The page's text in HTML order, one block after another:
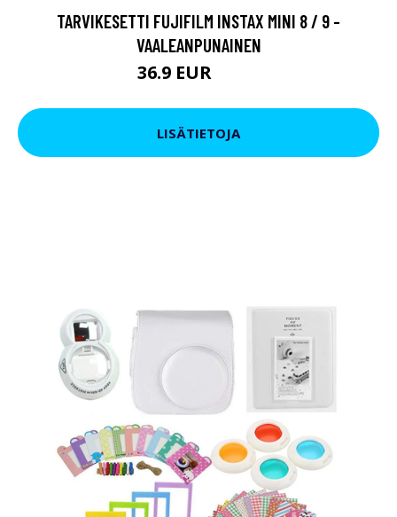
TARVIKESETTI FUJIFILM INSTAX MINI 8 / 9 -
VAALEANPUNAINEN
36.9 EUR
LISÄTIETOJA